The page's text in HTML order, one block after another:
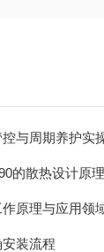
与周期养护实
的散热设计原理
原理与应用领
装流程